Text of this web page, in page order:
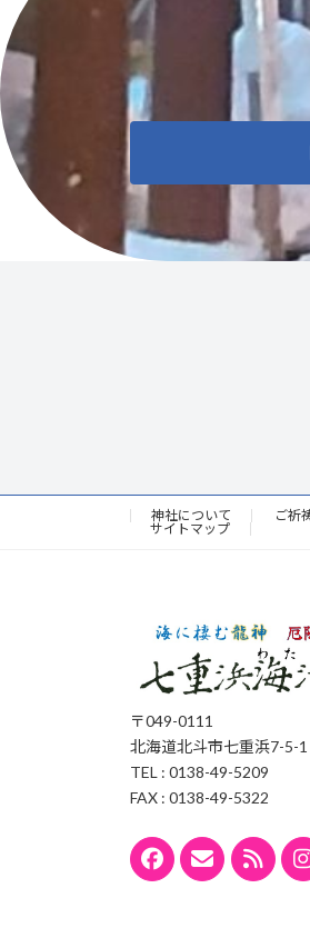
神社について ご祈
サイトマップ
〒049-0111
北海道北斗市七重浜7-5-1
TEL : 0138-49-5209
FAX : 0138-49-5322